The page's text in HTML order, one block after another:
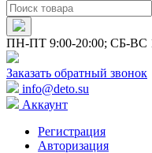
ПН-ПТ 9:00-20:00; СБ-ВС
Заказать обратный звонок
info@deto.su
Аккаунт
Регистрация
Авторизация